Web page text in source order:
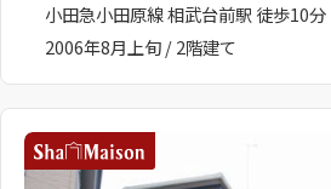
小田急小田原線 相武台前駅 徒歩10分
2006年8月上旬 / 2階建て